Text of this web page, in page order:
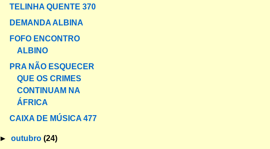
TELINHA QUENTE 370
DEMANDA ALBINA
FOFO ENCONTRO
ALBINO
PRA NÃO ESQUECER
QUE OS CRIMES
CONTINUAM NA
ÁFRICA
CAIXA DE MÚSICA 477
►outubro(24)